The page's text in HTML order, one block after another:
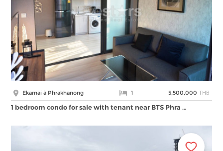
Ekamai à Phrakhanong 1 5,500,000 THB
1 bedroom condo for sale with tenant near BTS Phra …